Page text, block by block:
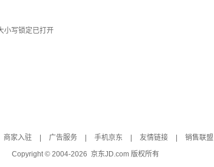
小写锁定已打开
商家入驻 广告服务 手机京东 友情链接 销售联盟
Copyright © 2004-2026 京东JD.com 版权所有